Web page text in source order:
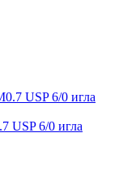
USP 6/0 игла